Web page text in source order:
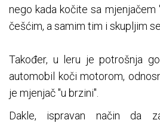
nego kada kočite sa mjenjačem
češćim, a samim tim i skupljim
Također, u leru je potrošnja
automobil koči motorom,
je mjenjač "u brzini".
Dakle, ispravan način da